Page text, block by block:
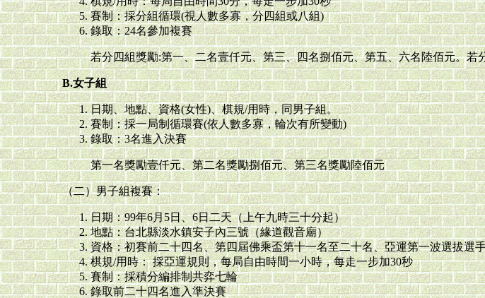
賽制：採分組循環(視人數多寡，分四組或八組)
錄取：24名參加複賽
若分四組獎勵:第一、二名壹仟元、第三、四名捌佰元、第五、六名陸佰元。
B.女子組
日期、地點、資格(女性)、棋規/用時，同男子組。
賽制：採一局制循環賽(依人數多寡，輪次有所變動)
錄取：3名進入決賽
第一名獎勵壹仟元、第二名獎勵捌佰元、第三名獎勵陸佰元
（二）男子組複賽：
日期：99年6月5日、6日二天（上午九時三十分起）
地點：台北縣淡水鎮安子內三號（緣道觀音廟）
資格：初賽前二十四名、第四屆佛乘盃第十一名至二十名、亞運第一波選拔
棋規/用時： 採亞運規則，每局自由時間一小時，每走一步加30秒
賽制：採積分編排制共弈七輪
錄取前二十四名進入準決賽